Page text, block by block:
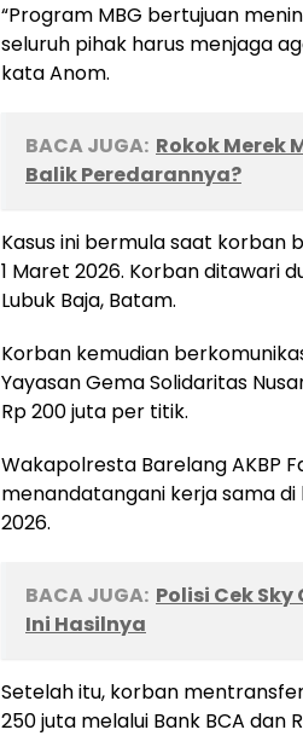
“Program MBG bertujuan
seluruh pihak harus menjaga
kata Anom.
BACA JUGA: Rokok Merek
Balik Peredarannya?
Kasus ini bermula saat korban
1 Maret 2026. Korban ditawari
Lubuk Baja, Batam.
Korban kemudian
Yayasan Gema Solidaritas
Rp 200 juta per titik.
Wakapolresta Barelang AKBP
menandatangani kerja sama
2026.
BACA JUGA: Polisi Cek
Ini Hasilnya
Setelah itu, korban
250 juta melalui Bank BCA dan